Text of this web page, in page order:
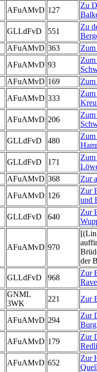
AFuAMvD 127
Zu
GLLdFvD 551
Zu
AFuAMvD 363
AFuAMvD 93
Zum
AFuAMvD 169
AFuAMvD 333
Zum
AFuAMvD 206
Zum
GLLdFvD 480
GLLdFvD 171
Zum
AFuAMvD 368
Zur
AFuAMvD 126
Zur
und
GLLdFvD 640
Zur
AFuAMvD 970
der
GLLdFvD 968
Zur
GNML
3WK
221
Zur
AFuAMvD 294
Zur
Burg
AFuAMvD 179
Zur
AFuAMvD 652
Zur